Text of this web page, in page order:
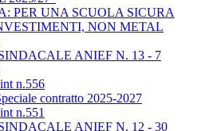
PER UNA SCUOLA SICURA
NON METAL
ANIEF N. 13 - 7
n.556
contratto 2025-2027
n.551
ANIEF N. 12 - 30